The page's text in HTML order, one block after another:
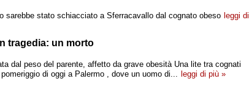
sarebbe stato schiacciato a Sferracavallo dal cognato obeso leggi di
tragedia: un morto
dal peso del parente, affetto da grave obesità Una lite tra cognati
di oggi a Palermo , dove un uomo di... leggi di più »